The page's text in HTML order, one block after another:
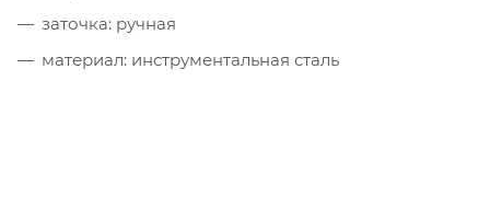
заточка: ручная
материал: инструментальная сталь